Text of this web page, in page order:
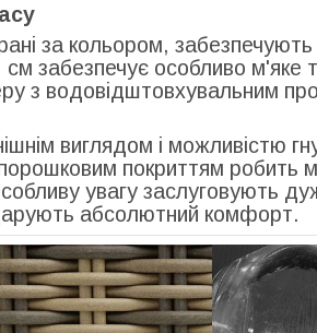
за кольором,
забезпечує особливо м'яке
з водовідштовхувальним
виглядом і можливістю
порошковим покриттям робить
увагу заслуговують
абсолютний комфорт.